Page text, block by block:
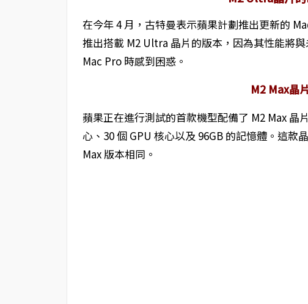
在今年 4 月，古特曼表示蘋果計劃推出更新的
推出搭載 M2 Ultra 晶片的版本，因為其性能將
Mac Pro 時感到困惑。
M2 Max晶
蘋果正在進行測試的首款機型配備了 M2 Max
心、30 個 GPU 核心以及 96GB 的記憶體。這款
Max 版本相同。